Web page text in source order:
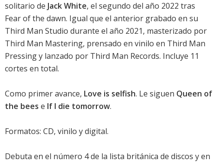
solitario de Jack White, el segundo del año 2022 tras
Fear of the dawn. Igual que el anterior grabado en su
Third Man Studio durante el año 2021, masterizado por
Third Man Mastering, prensado en vinilo en Third Man
Pressing y lanzado por Third Man Records. Incluye 11
cortes en total.
Como primer avance, Love is selfish. Le siguen Queen of
the bees e If I die tomorrow.
Formatos: CD, vinilo y digital.
Debuta en el número 4 de la lista británica de discos y en